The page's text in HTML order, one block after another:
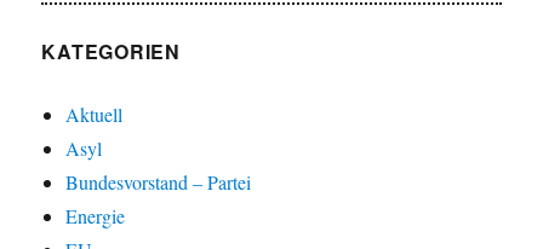
KATEGORIEN
Aktuell
Asyl
Bundesvorstand – Partei
Energie